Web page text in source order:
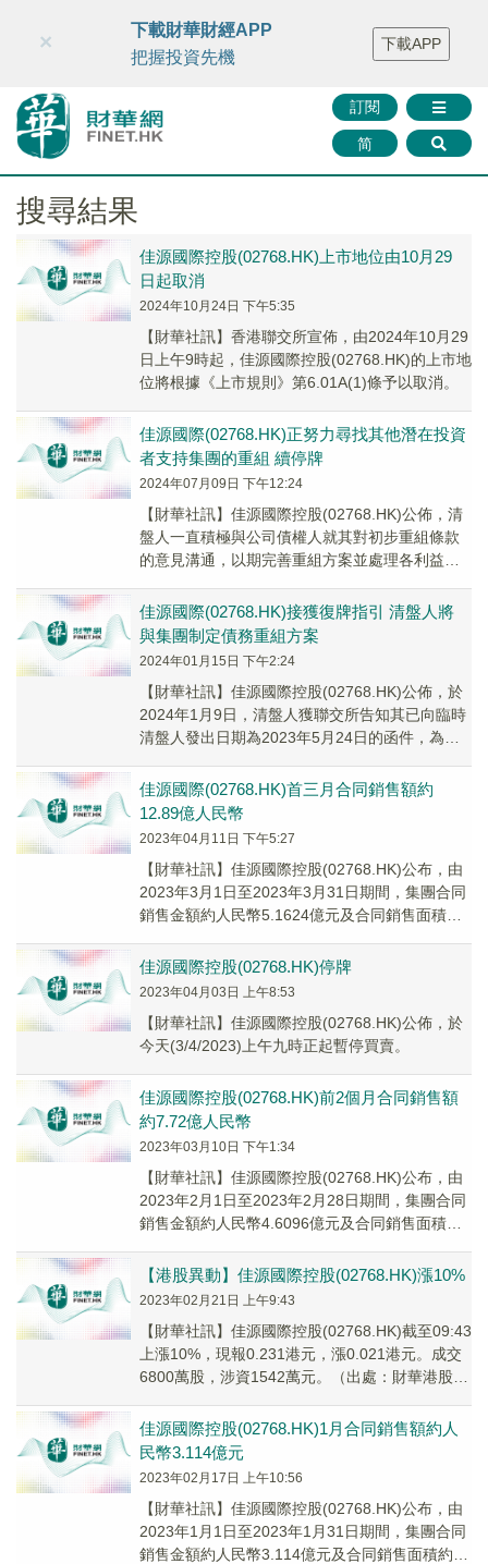
財華智庫網 FINTV FINMETA 財華證券 媒體矩陣
智庫沙龍
聯絡我們
訂閱
简
×
下載財華財經APP
把握投資先機
下載APP
搜尋結果
佳源國際控股(02768.HK)上市地位由10月29
日起取消
2024年10月24日 下午5:35
【財華社訊】香港聯交所宣佈，由2024年10月29
日上午9時起，佳源國際控股(02768.HK)的上市地
位將根據《上市規則》第6.01A(1)條予以取消。
佳源國際(02768.HK)正努力尋找其他潛在投資
者支持集團的重組 續停牌
2024年07月09日 下午12:24
【財華社訊】佳源國際控股(02768.HK)公佈，清
盤人一直積極與公司債權人就其對初步重組條款
的意見溝通，以期完善重組方案並處理各利益相
原...
佳源國際(02768.HK)接獲復牌指引 清盤人將
與集團制定債務重組方案
2024年01月15日 下午2:24
【財華社訊】佳源國際控股(02768.HK)公佈，於
2024年1月9日，清盤人獲聯交所告知其已向臨時
清盤人發出日期為2023年5月24日的函件，為公
佳源國際(02768.HK)首三月合同銷售額約
12.89億人民幣
2023年04月11日 下午5:27
【財華社訊】佳源國際控股(02768.HK)公布，由
2023年3月1日至2023年3月31日期間，集團合同
銷售金額約人民幣5.1624億元及合同銷售面積約
佳源國際控股(02768.HK)停牌
2023年04月03日 上午8:53
【財華社訊】佳源國際控股(02768.HK)公佈，於
今天(3/4/2023)上午九時正起暫停買賣。
佳源國際控股(02768.HK)前2個月合同銷售額
約7.72億人民幣
2023年03月10日 下午1:34
【財華社訊】佳源國際控股(02768.HK)公布，由
2023年2月1日至2023年2月28日期間，集團合同
銷售金額約人民幣4.6096億元及合同銷售面積約
【港股異動】佳源國際控股(02768.HK)漲10%
2023年02月21日 上午9:43
【財華社訊】佳源國際控股(02768.HK)截至09:43
上漲10%，現報0.231港元，漲0.021港元。成交
6800萬股，涉資1542萬元。（出處：財華港股智
佳源國際控股(02768.HK)1月合同銷售額約人
民幣3.114億元
2023年02月17日 上午10:56
【財華社訊】佳源國際控股(02768.HK)公布，由
2023年1月1日至2023年1月31日期間，集團合同
銷售金額約人民幣3.114億元及合同銷售面積約